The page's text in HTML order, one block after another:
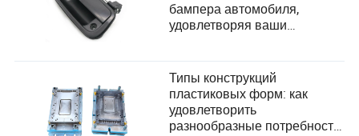
бампера автомобиля,
удовлетворяя ваши
Типы конструкций
пластиковых форм: как
удовлетворить
разнообразные потребности